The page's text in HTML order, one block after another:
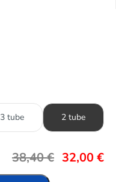
3 tube 2 tube
38,40€ 32,00€